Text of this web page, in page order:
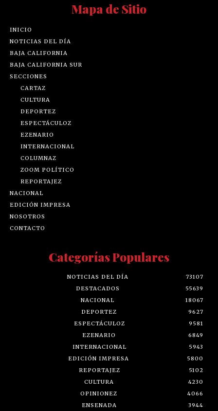
Mapa de Sitio
INICIO
NOTICIAS DEL DÍA
BAJA CALIFORNIA
BAJA CALIFORNIA SUR
SECCIONES
CARTAZ
CULTURA
DEPORTEZ
ESPECTÁCULOZ
EZENARIO
INTERNACIONAL
COLUMNAZ
ZOOM POLÍTICO
REPORTAJEZ
NACIONAL
EDICIÓN IMPRESA
NOSOTROS
CONTACTO
Categorías Populares
NOTICIAS DEL DÍA
73107
DESTACADOS
55639
NACIONAL
18067
DEPORTEZ
9627
ESPECTÁCULOZ
9581
EZENARIO
6849
INTERNACIONAL
5943
EDICIÓN IMPRESA
5800
REPORTAJEZ
5102
CULTURA
4230
OPINIONEZ
4066
ENSENADA
3944